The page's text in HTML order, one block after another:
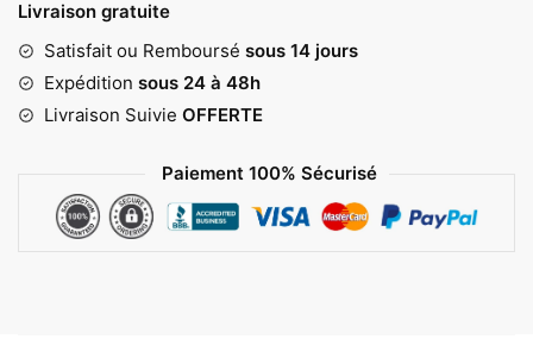
Livraison gratuite
Satisfait ou Remboursé sous 14 jours
Expédition sous 24 à 48h
Livraison Suivie OFFERTE
Paiement 100% Sécurisé